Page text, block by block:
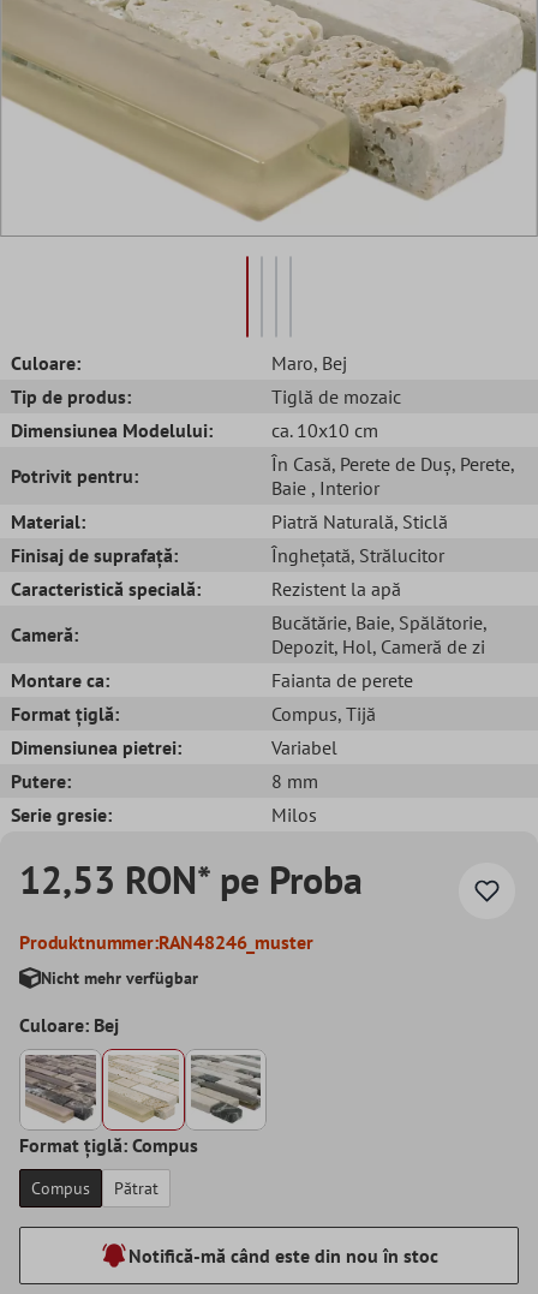
Culoare: Maro, Bej
Tip de produs:
Tiglă de mozaic
Dimensiunea Modelului:
ca. 10x10 cm
Potrivit pentru:
În Casă, Perete de Duș, Perete,
Baie , Interior
Material:
Piatră Naturală, Sticlă
Finisaj de suprafață:
Înghețată, Strălucitor
Caracteristică specială:
Rezistent la apă
Cameră:
Bucătărie, Baie, Spălătorie,
Depozit, Hol, Cameră de zi
Montare ca:
Faianta de perete
Format țiglă:
Compus, Tijă
Dimensiunea pietrei:
Variabel
Putere:
8 mm
Serie gresie:
Milos
12,53 RON* pe Proba
Produktnummer:RAN48246_muster
Nicht mehr verfügbar
Culoare: Bej
Format țiglă: Compus
Compus Pătrat
Notifică-mă când este din nou în stoc